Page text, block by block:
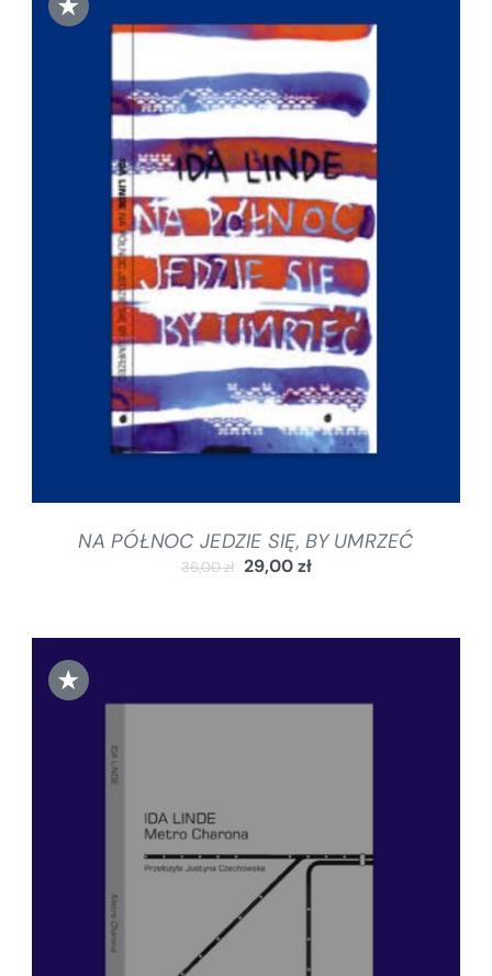
DODAJ DO KOSZYKA / SZCZEGÓŁY
NA PÓŁNOC JEDZIE SIĘ, BY UMRZEĆ
36,00zł 29,00zł
★
DODAJ DO KOSZYKA SZCZEGÓŁY